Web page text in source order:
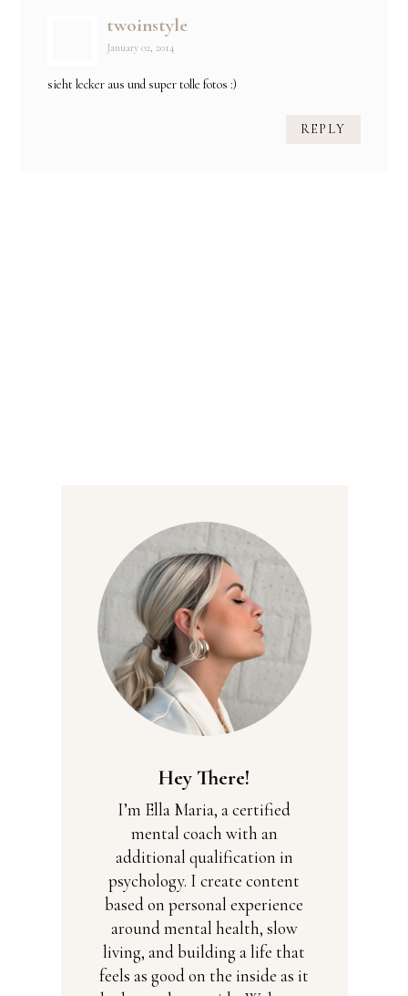
twoinstyle
January 02, 2014
sieht lecker aus und super tolle fotos :)
REPLY
Hey There!
I’m Ella Maria, a certified
mental coach with an
additional qualification in
psychology. I create content
based on personal experience
around mental health, slow
living, and building a life that
feels as good on the inside as it